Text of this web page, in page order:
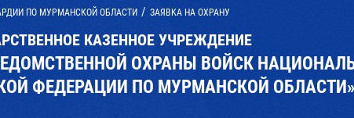
ПО МУРМАНСКОЙ ОБЛАСТИ ЗАЯВКА НА ОХРАНУ
КАЗЕННОЕ УЧРЕЖДЕНИЕ
ОХРАНЫ ВОЙСК
ФЕДЕРАЦИИ ПО МУРМАНСКОЙ ОБЛАСТИ»